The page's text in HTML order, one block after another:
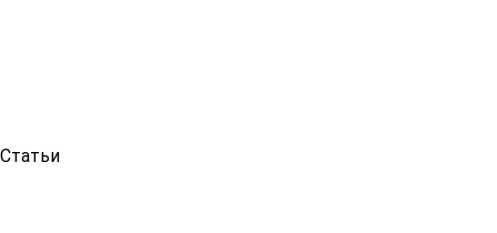
Статьи